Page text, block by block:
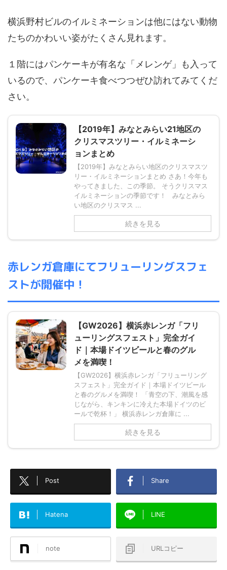
横浜野村ビルのイルミネーションは他にはない動物
たちのかわいい姿がたくさん見れます。
１階にはパンケーキが有名な「メレンゲ」も入って
いるので、パンケーキ食べつつぜひ訪れてみてくだ
さい。
【2019年】みなとみらい21地区の
クリスマスツリー・イルミネーシ
ョンまとめ
【2019年】みなとみらい地区のクリスマスツ
リー・イルミネーションまとめ さあ！今年も
やってきました、この季節。 そうクリスマス
イルミネーションの季節です！ みなとみら
い地区のクリスマス ...
続きを見る
赤レンガ倉庫にてフリューリングスフェ
ストが開催中！
【GW2026】横浜赤レンガ「フリ
ューリングスフェスト」完全ガイ
ド｜本場ドイツビールと春のグル
メを満喫！
【GW2026】横浜赤レンガ「フリューリング
スフェスト」完全ガイド｜本場ドイツビール
と春のグルメを満喫！ 「青空の下、潮風を感
じながら、キンキンに冷えた本場ドイツのビ
ールで乾杯！」 横浜赤レンガ倉庫に ...
続きを見る
Post Share
Hatena LINE
note URLコピー